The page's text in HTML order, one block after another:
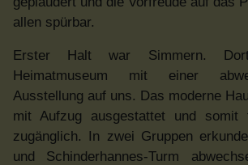
allen spürbar.
Erster Halt war Simmern.
Heimatmuseum mit einer
Ausstellung auf uns. Das moderne
mit Aufzug ausgestattet und somit
zugänglich. In zwei Gruppen
und Schinderhannes-Turm